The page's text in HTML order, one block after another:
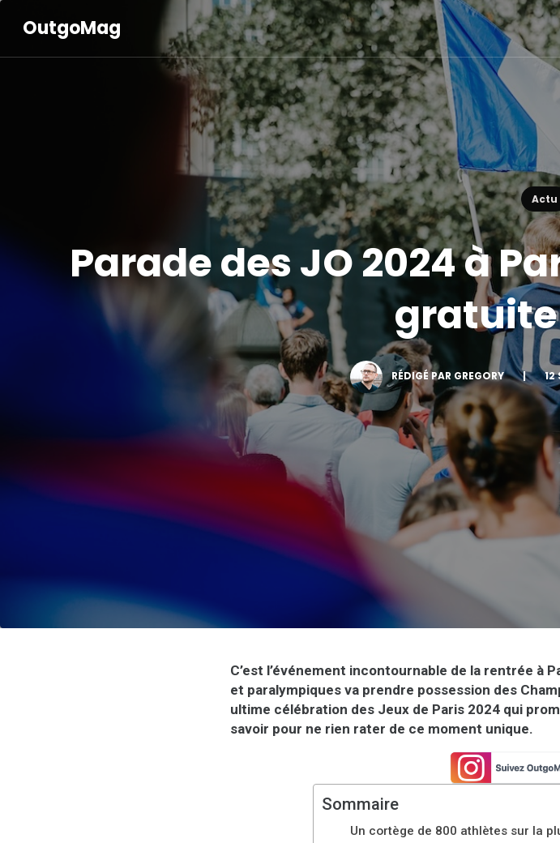
OutgoMag
Actu
Parade des JO 2024 à
RÉDIGÉ PAR GREGORY | 12
C’est l’événement incontournable de la rentrée à
et paralympiques va prendre possession des
ultime célébration des Jeux de Paris 2024 qui
savoir pour ne rien rater de ce moment unique.
Sommaire
Un cortège de 800 athlètes sur la